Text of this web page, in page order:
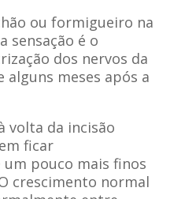
ou formigueiro na
sensação é o
dos nervos da
alguns meses após a
volta da incisão
ficar
pouco mais finos
crescimento normal